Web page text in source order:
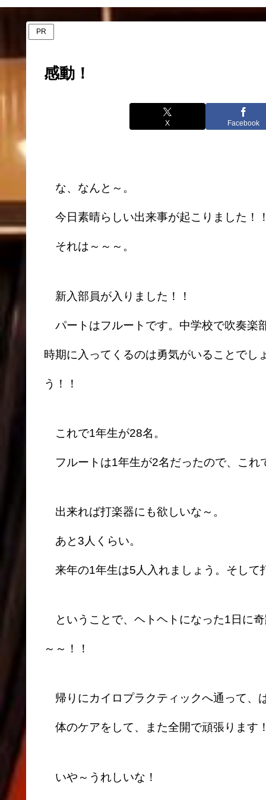
PR
感動！
X Facebook
な、なんと～。
今日素晴らしい出来事が起こりました！
それは～～～。
新入部員が入りました！！
パートはフルートです。中学校で吹奏楽
時期に入ってくるのは勇気がいることでし
う！！
これで1年生が28名。
フルートは1年生が2名だったので、これ
出来れば打楽器にも欲しいな～。
あと3人くらい。
来年の1年生は5人入れましょう。そして
ということで、ヘトヘトになった1日に
～～！！
帰りにカイロプラクティックへ通って、
体のケアをして、また全開で頑張ります
いや～うれしいな！